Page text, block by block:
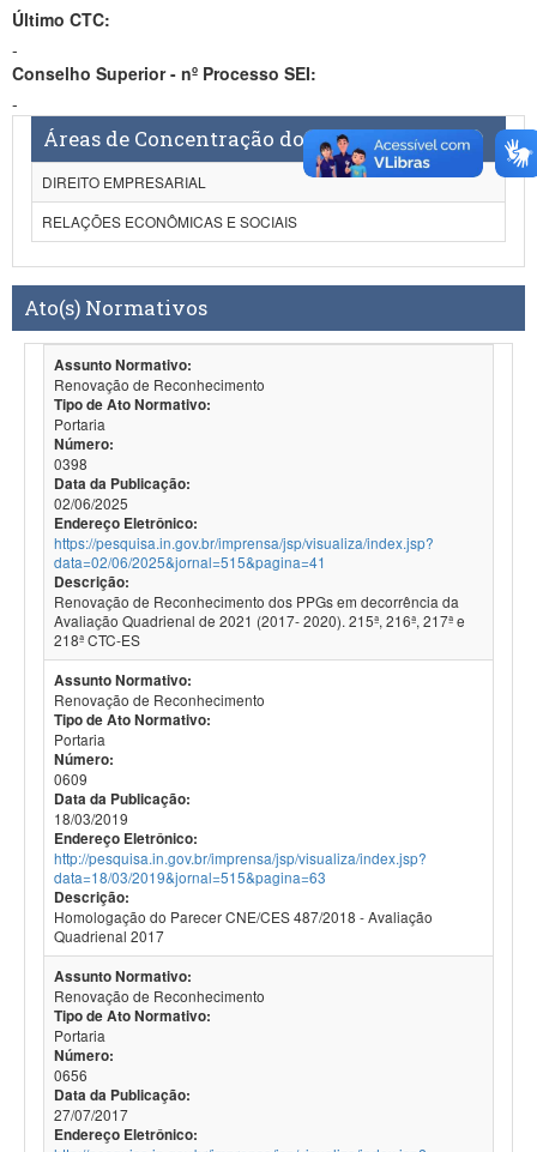
Último CTC:
-
Conselho Superior - nº Processo SEI:
-
Áreas de Concentração do Curso
DIREITO EMPRESARIAL
RELAÇÕES ECONÔMICAS E SOCIAIS
Ato(s) Normativos
Assunto Normativo:
Renovação de Reconhecimento
Tipo de Ato Normativo:
Portaria
Número:
0398
Data da Publicação:
02/06/2025
Endereço Eletrônico:
https://pesquisa.in.gov.br/imprensa/jsp/visualiza/index.jsp?
data=02/06/2025&jornal=515&pagina=41
Descrição:
Renovação de Reconhecimento dos PPGs em decorrência da
Avaliação Quadrienal de 2021 (2017- 2020). 215ª, 216ª, 217ª e
218ª CTC-ES
Assunto Normativo:
Renovação de Reconhecimento
Tipo de Ato Normativo:
Portaria
Número:
0609
Data da Publicação:
18/03/2019
Endereço Eletrônico:
http://pesquisa.in.gov.br/imprensa/jsp/visualiza/index.jsp?
data=18/03/2019&jornal=515&pagina=63
Descrição:
Homologação do Parecer CNE/CES 487/2018 - Avaliação
Quadrienal 2017
Assunto Normativo:
Renovação de Reconhecimento
Tipo de Ato Normativo:
Portaria
Número:
0656
Data da Publicação:
27/07/2017
Endereço Eletrônico: